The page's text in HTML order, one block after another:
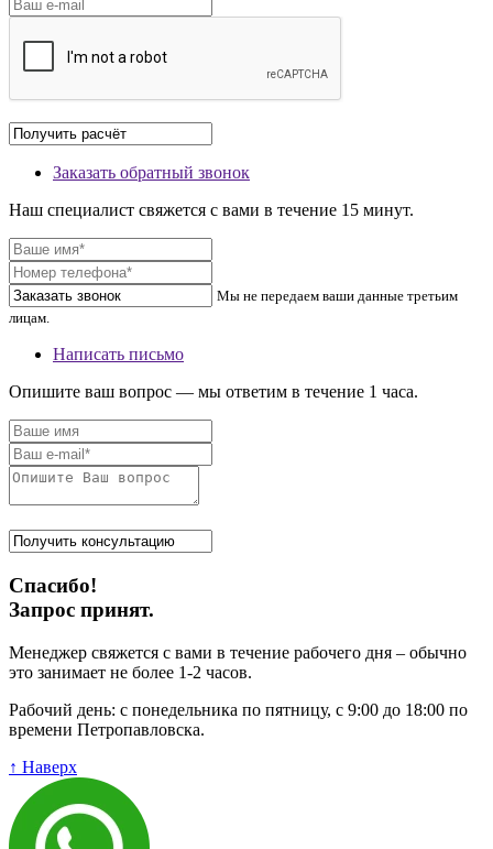
Заказать обратный звонок
Наш специалист свяжется с вами в течение 15 минут.
Мы не передаем ваши данные третьим
лицам.
Написать письмо
Опишите ваш вопрос — мы ответим в течение 1 часа.
Спасибо!
Запрос принят.
Менеджер свяжется с вами в течение рабочего дня – обычно
это занимает не более 1-2 часов.
Рабочий день: с понедельника по пятницу, с 9:00 до 18:00 по
времени Петропавловска.
↑ Наверх